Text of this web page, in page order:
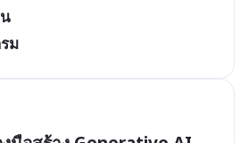
ม